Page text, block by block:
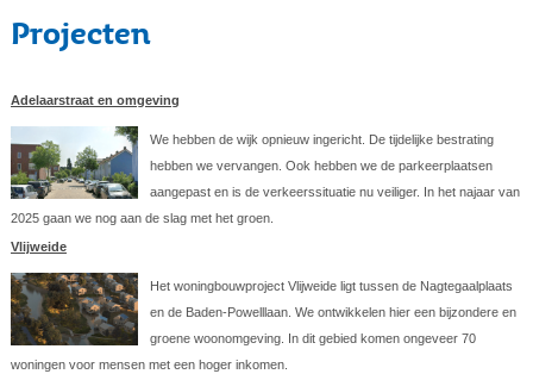
Projecten
Adelaarstraat en omgeving
We hebben de wijk opnieuw ingericht. De tijdelijke bestrating
hebben we vervangen. Ook hebben we de parkeerplaatsen
aangepast en is de verkeerssituatie nu veiliger. In het najaar van
2025 gaan we nog aan de slag met het groen.
Vlijweide
Het woningbouwproject Vlijweide ligt tussen de Nagtegaalplaats
en de Baden-Powelllaan. We ontwikkelen hier een bijzondere en
groene woonomgeving. In dit gebied komen ongeveer 70
woningen voor mensen met een hoger inkomen.